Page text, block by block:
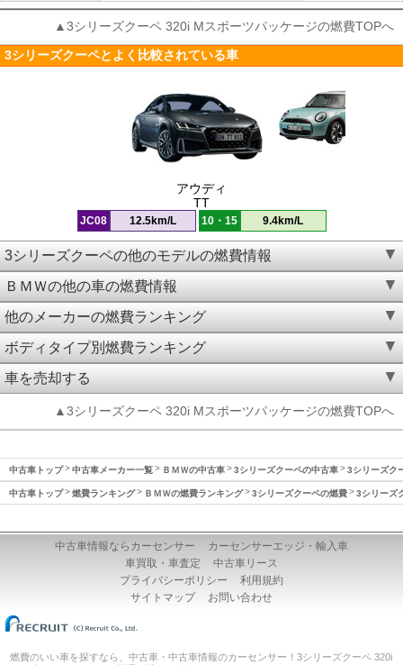
▲3シリーズクーペ 320i Mスポーツパッケージの燃費TOPへ
3シリーズクーペとよく比較されている車
アウディ
TT
JC08 12.5km/L 10・15 9.4km/L
3シリーズクーペの他のモデルの燃費情報
ＢＭＷの他の車の燃費情報
他のメーカーの燃費ランキング
ボディタイプ別燃費ランキング
車を売却する
▲3シリーズクーペ 320i Mスポーツパッケージの燃費TOPへ
中古車トップ 中古車メーカー一覧 ＢＭＷの中古車 3シリーズクーペの中古車 3シリーズク
中古車トップ 燃費ランキング ＢＭＷの燃費ランキング 3シリーズクーペの燃費 3シリーズ
中古車情報ならカーセンサー
カーセンサーエッジ・輸入車
車買取・車査定
中古車リース
プライバシーポリシー
利用規約
サイトマップ
お問い合わせ
燃費のいい車を探すなら、中古車・中古車情報のカーセンサー！3シリーズクーペ 320i